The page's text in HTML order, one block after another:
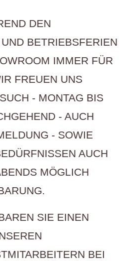
DEN
BETRIEBSFERIEN
IMMER FÜR
FREUEN UNS
- MONTAG BIS
- AUCH
- SOWIE
AUCH
MÖGLICH
SIE EINEN
BEI